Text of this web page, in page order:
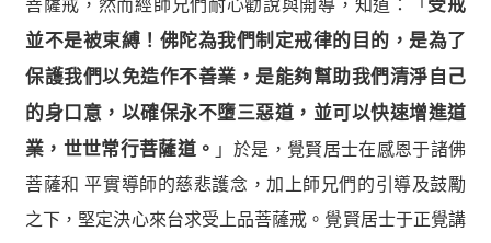
菩薩戒，然而經師兄們耐心勸說與開導，知道：「 受戒
並不是被束縛！佛陀為我們制定戒律的目的，是為了
保護我們以免造作不善業，是能夠幫助我們清淨自己
的身口意，以確保永不墮三惡道，並可以快速增進道
業，世世常行菩薩道。 」於是，覺賢居士在感恩于諸佛
菩薩和 平實導師的慈悲護念，加上師兄們的引導及鼓勵
之下，堅定決心來台求受上品菩薩戒。覺賢居士于正覺講